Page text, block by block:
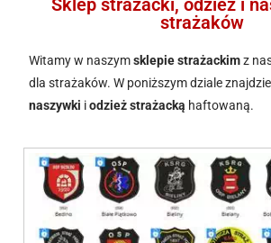
Sklep strażacki, odzież i
strażaków
Witamy w naszymsklepie strażackimz
dla strażaków. W poniższym dziale
naszywki iodzież strażacką haftowaną.